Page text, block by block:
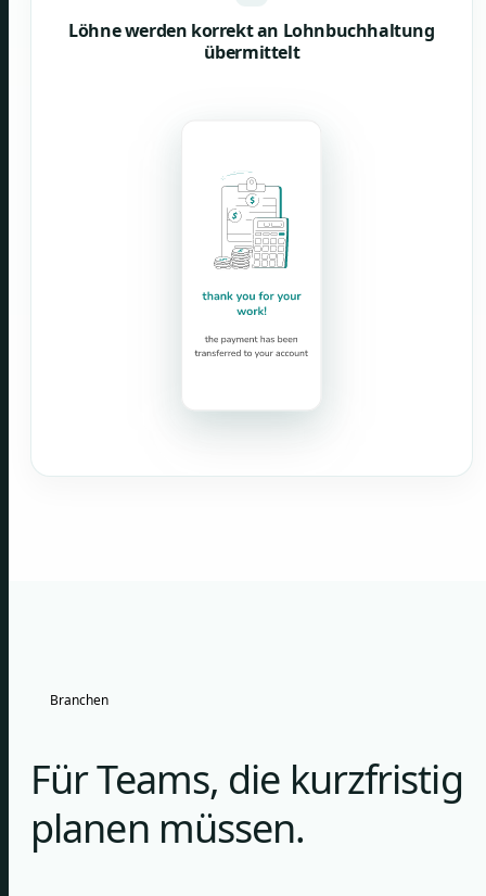
Löhne werden korrekt an Lohnbuchhaltung
übermittelt
Branchen
Für Teams, die kurzfristig
planen müssen.